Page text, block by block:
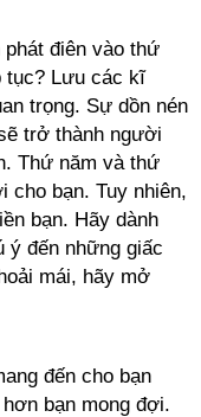
điên vào thứ
tục? Lưu các kĩ
trọng. Sự dồn nén
trở thành người
Thứ năm và thứ
cho bạn. Tuy nhiên,
bạn. Hãy dành
ý đến những giấc
mái, hãy mở
đến cho bạn
bạn mong đợi.